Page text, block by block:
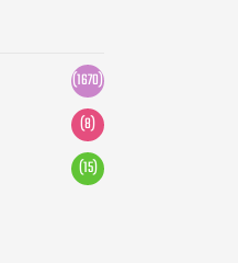
(1670)
(8)
(15)